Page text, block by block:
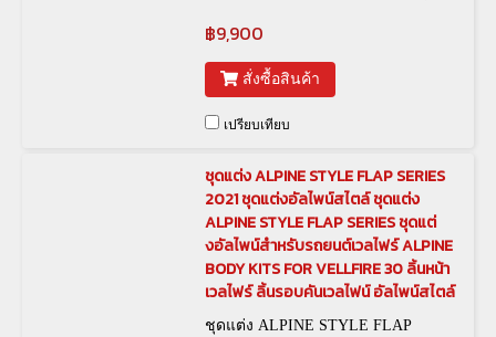
026 / TOG-00003 • สีดำตัดเทา CS-027
TOG-00005
฿9,900
สั่งซื้อสินค้า
เปรียบเทียบ
ชุดแต่ง ALPINE STYLE FLAP SERIES
2021 ชุดแต่งอัลไพน์สไตล์ ชุดแต่ง
ALPINE STYLE FLAP SERIES ชุดแต่
งอัลไพน์สำหรับรถยนต์เวลไฟร์ ALPINE
BODY KITS FOR VELLFIRE 30 ลิ้นหน้า
เวลไฟร์ ลิ้นรอบคันเวลไฟน์ อัลไพน์สไตล์
ชุดแต่ง ALPINE STYLE FLAP